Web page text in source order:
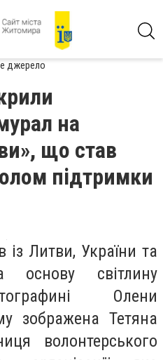
джерело
на
що став
підтримки
Литви, України та
основу світлину
Олени
зображена Тетяна
волонтерського